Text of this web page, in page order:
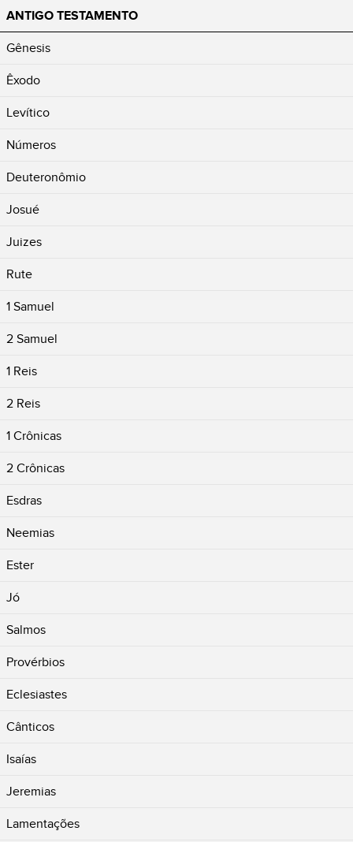
ANTIGO TESTAMENTO
Gênesis
Êxodo
Levítico
Números
Deuteronômio
Josué
Juizes
Rute
1 Samuel
2 Samuel
1 Reis
2 Reis
1 Crônicas
2 Crônicas
Esdras
Neemias
Ester
Jó
Salmos
Provérbios
Eclesiastes
Cânticos
Isaías
Jeremias
Lamentações